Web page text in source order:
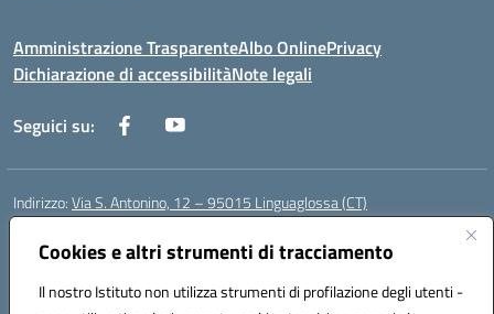
Cookies e altri strumenti di tracciamento
Il nostro Istituto non utilizza strumenti di profilazione degli utenti -
Amministrazione TrasparenteAlbo OnlinePrivacy
Dichiarazione di accessibilitàNote legali
Seguici su:
Indirizzo:Via S. Antonino, 12 – 95015 Linguaglossa (CT)
Centralino:
Posta elettronica certificata (PEC):ctic83200r@pec.istruzione.it
Codice fiscale: 83002470876